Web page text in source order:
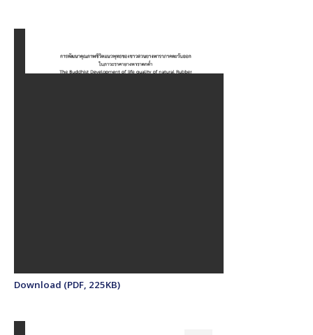
Download (PDF, 225KB)